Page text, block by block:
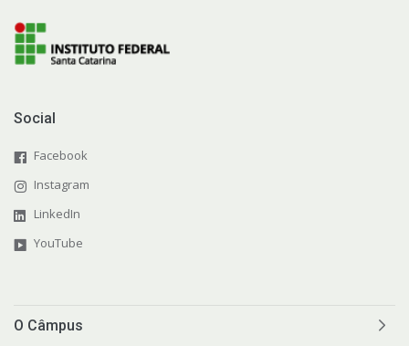
Social
Facebook
Instagram
LinkedIn
YouTube
O Câmpus